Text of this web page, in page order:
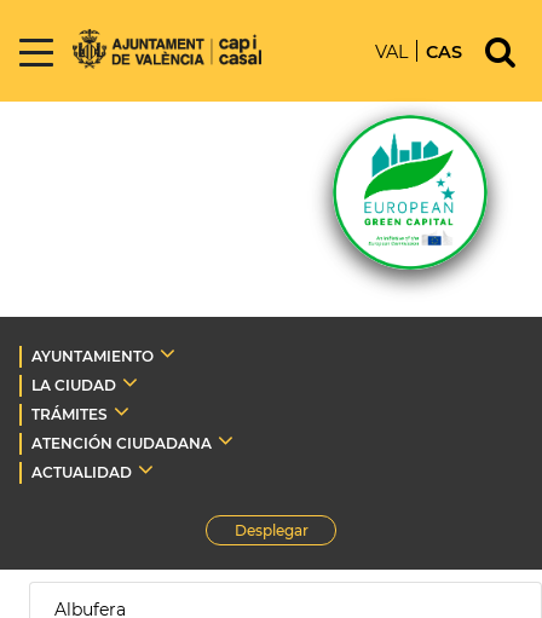
VAL CAS
AYUNTAMIENTO
LA CIUDAD
TRÁMITES
ATENCIÓN CIUDADANA
ACTUALIDAD
Desplegar
Albufera